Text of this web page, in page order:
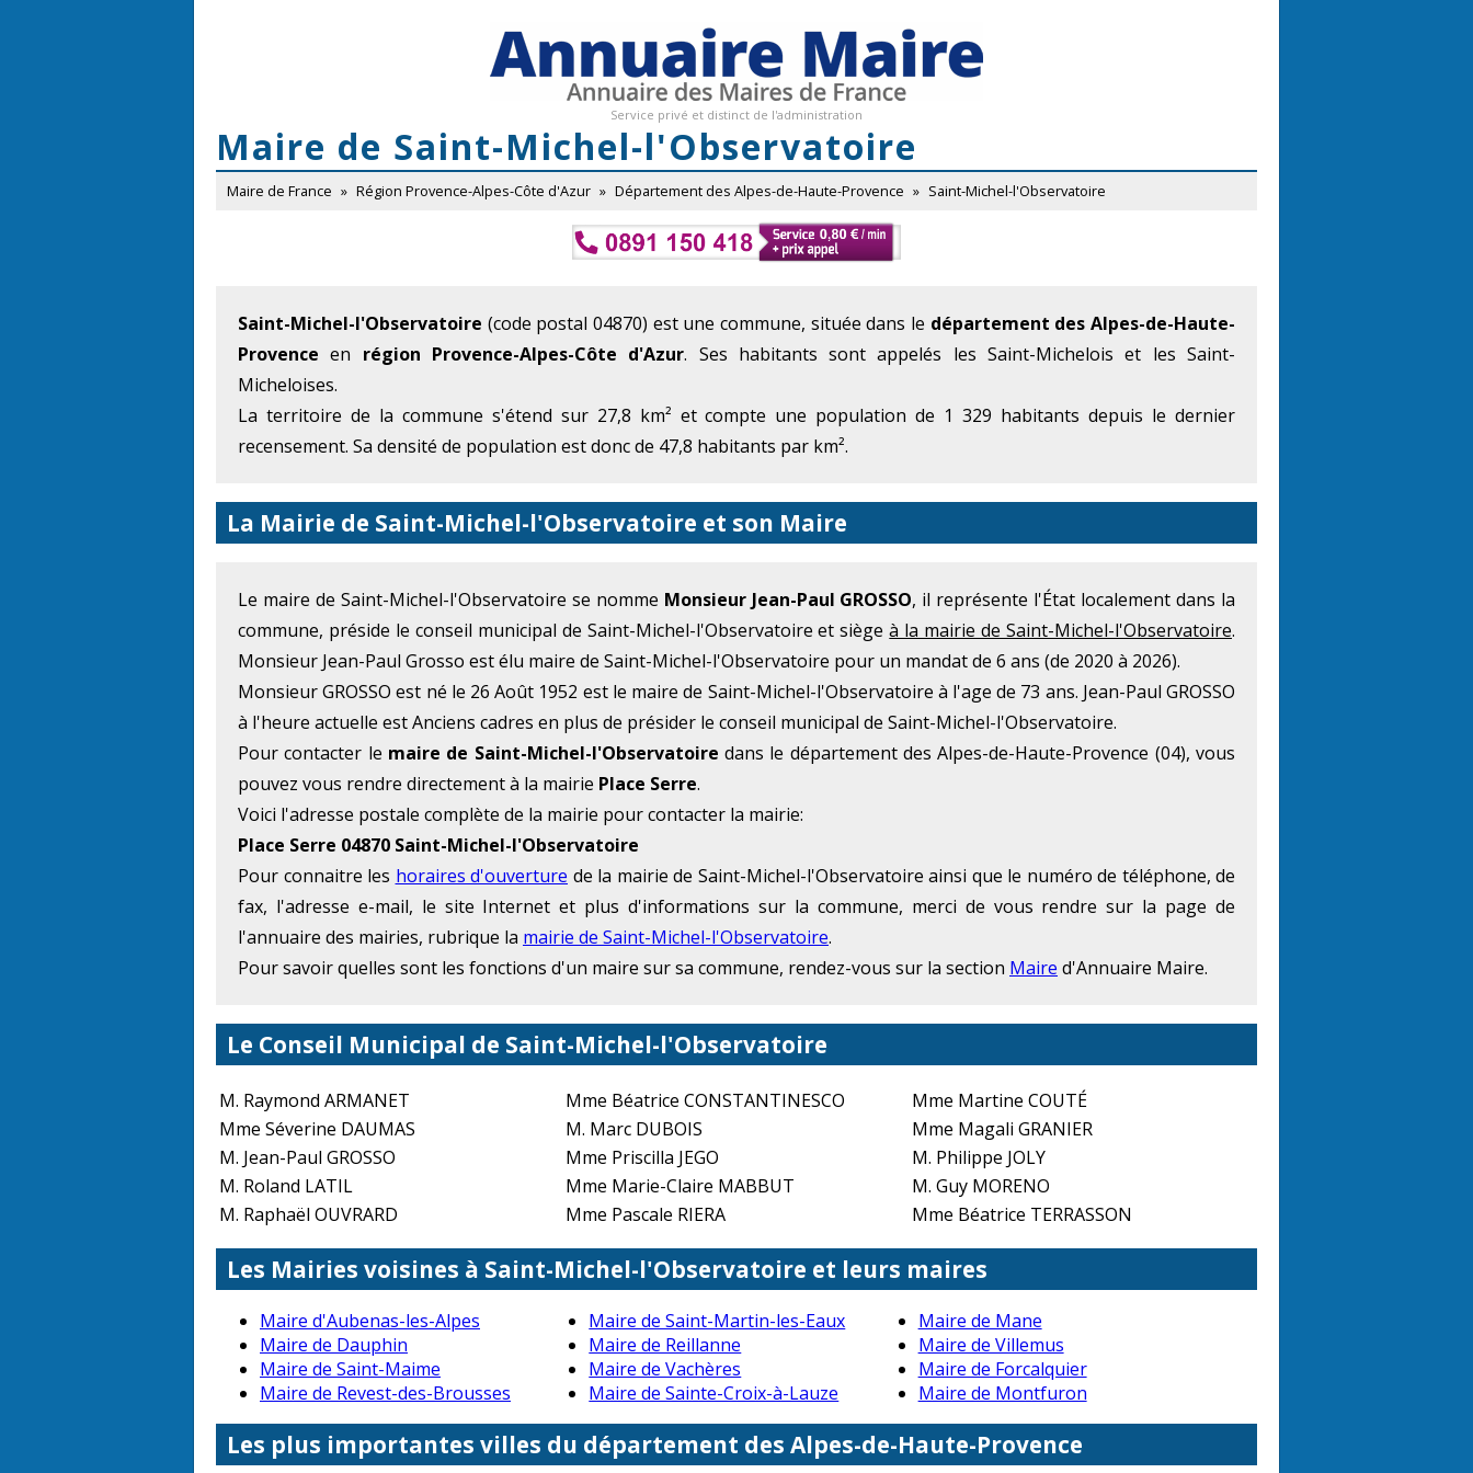
Service privé et distinct de l'administration
Maire de Saint-Michel-l'Observatoire
Maire de France » Région Provence-Alpes-Côte d'Azur » Département des Alpes-de-Haute-Provence » Saint-Michel-l'Observatoire
Saint-Michel-l'Observatoire (code postal 04870) est une commune, située dans le département des Alpes-de-Haute-
Provence en région Provence-Alpes-Côte d'Azur. Ses habitants sont appelés les Saint-Michelois et les Saint-
Micheloises.
La territoire de la commune s'étend sur 27,8 km² et compte une population de 1 329 habitants depuis le dernier
recensement. Sa densité de population est donc de 47,8 habitants par km².
La Mairie de Saint-Michel-l'Observatoire et son Maire
Le maire de Saint-Michel-l'Observatoire se nomme Monsieur Jean-Paul GROSSO, il représente l'État localement dans la
commune, préside le conseil municipal de Saint-Michel-l'Observatoire et siègeà la mairie de Saint-Michel-l'Observatoire.
Monsieur Jean-Paul Grosso est élu maire de Saint-Michel-l'Observatoire pour un mandat de 6 ans (de 2020 à 2026).
Monsieur GROSSO est né le 26 Août 1952 est le maire de Saint-Michel-l'Observatoire à l'age de 73 ans. Jean-Paul GROSSO
à l'heure actuelle est Anciens cadres en plus de présider le conseil municipal de Saint-Michel-l'Observatoire.
Pour contacter le maire de Saint-Michel-l'Observatoire dans le département des Alpes-de-Haute-Provence (04), vous
pouvez vous rendre directement à la mairie Place Serre.
Voici l'adresse postale complète de la mairie pour contacter la mairie:
Place Serre 04870 Saint-Michel-l'Observatoire
Pour connaitre les horaires d'ouverture de la mairie de Saint-Michel-l'Observatoire ainsi que le numéro de téléphone, de
fax, l'adresse e-mail, le site Internet et plus d'informations sur la commune, merci de vous rendre sur la page de
l'annuaire des mairies, rubrique la mairie de Saint-Michel-l'Observatoire.
Pour savoir quelles sont les fonctions d'un maire sur sa commune, rendez-vous sur la section Maire d'Annuaire Maire.
Le Conseil Municipal de Saint-Michel-l'Observatoire
M. Raymond ARMANET Mme Béatrice CONSTANTINESCO
Mme Martine COUTÉ
Mme Séverine DAUMAS
M. Marc DUBOIS
Mme Magali GRANIER
M. Jean-Paul GROSSO
Mme Priscilla JEGO
M. Philippe JOLY
M. Roland LATIL
Mme Marie-Claire MABBUT
M. Guy MORENO
M. Raphaël OUVRARD
Mme Pascale RIERA Mme Béatrice TERRASSON
Les Mairies voisines à Saint-Michel-l'Observatoire et leurs maires
Maire d'Aubenas-les-Alpes Maire de Saint-Martin-les-Eaux
Maire de Mane
Maire de Dauphin
Maire de Reillanne
Maire de Villemus
Maire de Saint-Maime
Maire de Vachères
Maire de Forcalquier
Maire de Revest-des-Brousses
Maire de Sainte-Croix-à-Lauze Maire de Montfuron
Les plus importantes villes du département des Alpes-de-Haute-Provence